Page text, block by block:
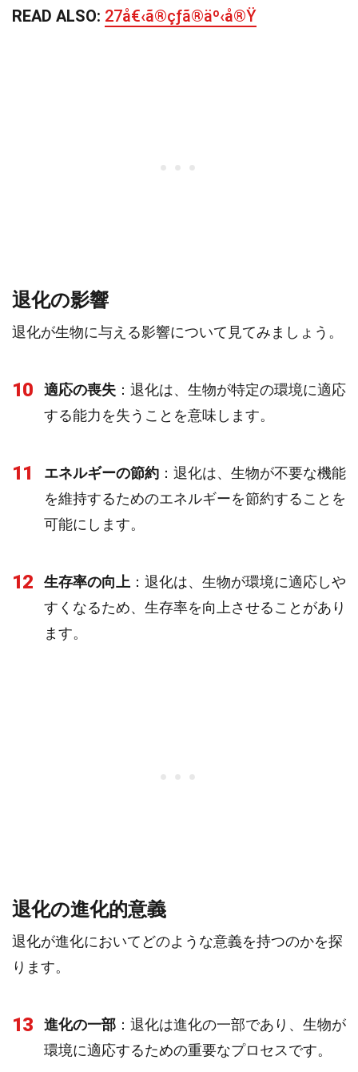
READ ALSO: 27å€‹ã®çƒã®äº‹å®Ÿ
退化の影響
退化が生物に与える影響について見てみましょう。
10 適応の喪失 ：退化は、生物が特定の環境に適応
する能力を失うことを意味します。
11 エネルギーの節約 ：退化は、生物が不要な機能
を維持するためのエネルギーを節約することを
可能にします。
12 生存率の向上 ：退化は、生物が環境に適応しや
すくなるため、生存率を向上させることがあり
ます。
退化の進化的意義
退化が進化においてどのような意義を持つのかを探
ります。
13 進化の一部 ：退化は進化の一部であり、生物が
環境に適応するための重要なプロセスです。